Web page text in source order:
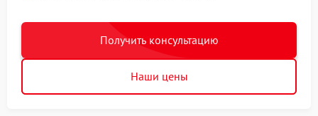
Получить консультацию
Наши цены